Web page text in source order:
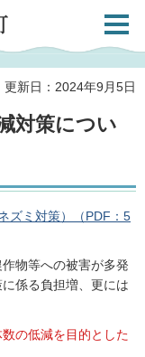
共通メ
更新日：2024年9月5日
対策につい
ズミ対策）（PDF：5
物等への被害が多発
係る負担増、更には
の低減を目的とした